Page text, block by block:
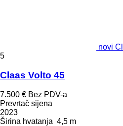
novi
5
Claas Volto 45
7.500 € Bez PDV-a
Prevrtač sijena
2023
Širina hvatanja 4,5 m